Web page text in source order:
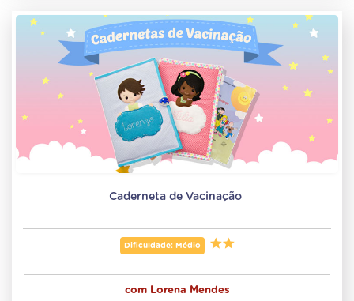
Caderneta de Vacinação
Dificuldade: Médio
com Lorena Mendes